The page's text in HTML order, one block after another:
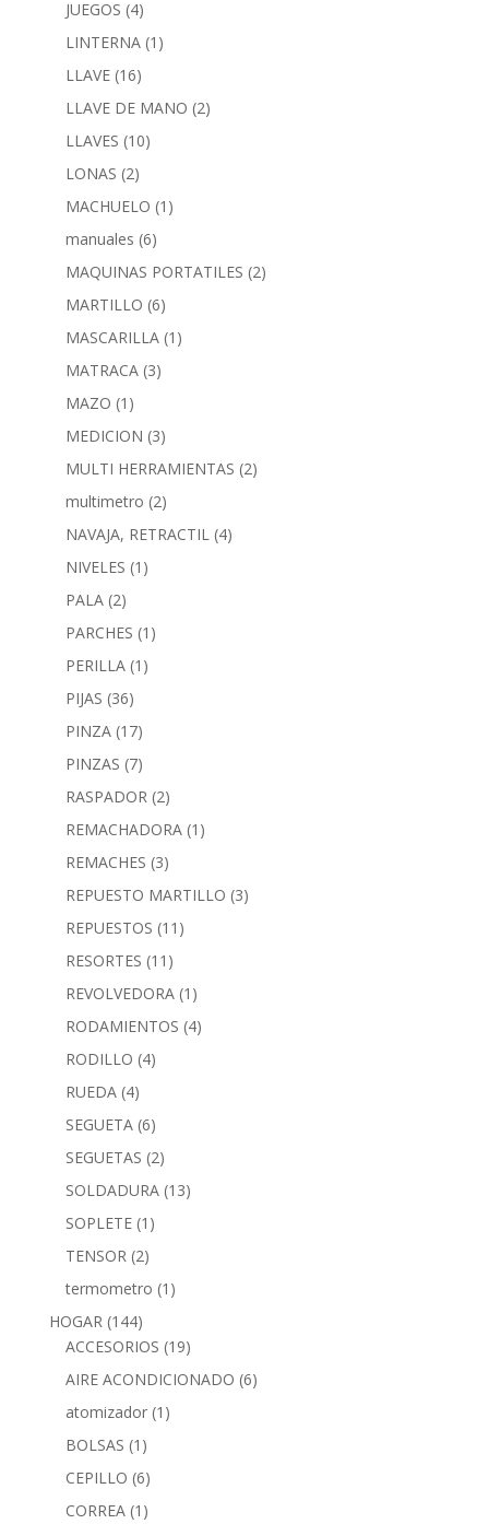
JUEGOS (4)
LINTERNA (1)
LLAVE (16)
LLAVE DE MANO (2)
LLAVES (10)
LONAS (2)
MACHUELO (1)
manuales (6)
MAQUINAS PORTATILES (2)
MARTILLO (6)
MASCARILLA (1)
MATRACA (3)
MAZO (1)
MEDICION (3)
MULTI HERRAMIENTAS (2)
multimetro (2)
NAVAJA, RETRACTIL (4)
NIVELES (1)
PALA (2)
PARCHES (1)
PERILLA (1)
PIJAS (36)
PINZA (17)
PINZAS (7)
RASPADOR (2)
REMACHADORA (1)
REMACHES (3)
REPUESTO MARTILLO (3)
REPUESTOS (11)
RESORTES (11)
REVOLVEDORA (1)
RODAMIENTOS (4)
RODILLO (4)
RUEDA (4)
SEGUETA (6)
SEGUETAS (2)
SOLDADURA (13)
SOPLETE (1)
TENSOR (2)
termometro (1)
HOGAR (144)
ACCESORIOS (19)
AIRE ACONDICIONADO (6)
atomizador (1)
BOLSAS (1)
CEPILLO (6)
CORREA (1)